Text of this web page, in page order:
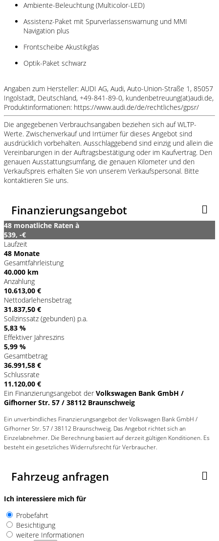
Ambiente-Beleuchtung (Multicolor-LED)
Assistenz-Paket mit Spurverlassenswarnung und MMI
Navigation plus
Frontscheibe Akustikglas
Optik-Paket schwarz
Angaben zum Hersteller: AUDI AG, Audi, Auto-Union-Straße 1, 85057
Ingolstadt, Deutschland, +49-841-89-0, kundenbetreuung(at)audi.de,
Produktinformationen: https://www.audi.de/de/rechtliches/gpsr/
Die angegebenen Verbrauchsangaben beziehen sich auf WLTP-
Werte. Zwischenverkauf und Irrtümer für dieses Angebot sind
ausdrücklich vorbehalten. Ausschlaggebend sind einzig und allein die
Vereinbarungen in der Auftragsbestätigung oder im Kaufvertrag. Den
genauen Ausstattungsumfang, die genauen Kilometer und den
Verkaufspreis erhalten Sie von unserem Verkaufspersonal. Bitte
kontaktieren Sie uns.
Finanzierungsangebot
48 monatliche Raten à
539, -€
Laufzeit
48 Monate
Gesamtfahrleistung
40.000 km
Anzahlung
10.613,00 €
Nettodarlehensbetrag
31.837,50 €
Sollzinssatz (gebunden) p.a.
5,83 %
Effektiver Jahreszins
5,99 %
Gesamtbetrag
36.991,58 €
Schlussrate
11.120,00 €
Ein Finanzierungsangebot der Volkswagen Bank GmbH /
Gifhorner Str. 57 / 38112 Braunschweig
Ein unverbindliches Finanzierungsangebot der Volkswagen Bank GmbH /
Gifhorner Str. 57 / 38112 Braunschweig. Das Angebot richtet sich an
Einzelabnehmer. Die Berechnung basiert auf derzeit gültigen Konditionen. Es
besteht ein gesetzliches Widerrufsrecht für Verbraucher.
Fahrzeug anfragen
Ich interessiere mich für
Probefahrt
Besichtigung
weitere Informationen